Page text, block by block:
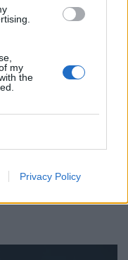
my
the
Privacy Policy